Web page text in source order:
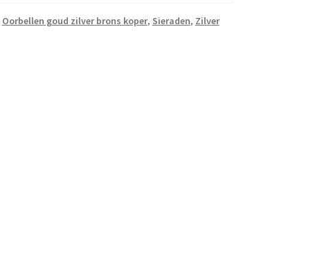
Oorbellen goud zilver brons koper, Sieraden, Zilver